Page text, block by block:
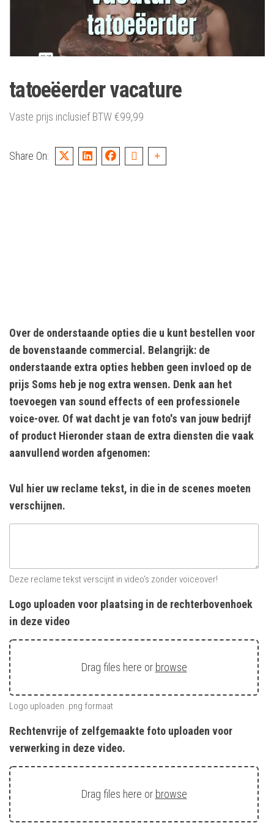
tatoeëerder vacature
Vaste prijs inclusief BTW€99,99
Share On:
Over de onderstaande opties die u kunt bestellen voor
de bovenstaande commercial. Belangrijk: de
onderstaande extra opties hebben geen invloed op de
prijs Soms heb je nog extra wensen. Denk aan het
toevoegen van sound effects of een professionele
voice-over. Of wat dacht je van foto's van jouw bedrijf
of product Hieronder staan de extra diensten die vaak
aanvullend worden afgenomen:
Vul hier uw reclame tekst, in die in de scenes moeten
verschijnen.
Deze reclame tekst verscijnt in video's zonder voiceover!
Logo uploaden voor plaatsing in de rechterbovenhoek
in deze video
Drag files here or browse
Logo uploaden .png formaat
Rechtenvrije of zelfgemaakte foto uploaden voor
verwerking in deze video.
Drag files here or browse